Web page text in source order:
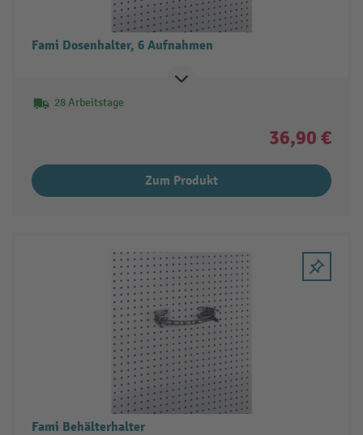
Fami Dosenhalter, 6 Aufnahmen
28 Arbeitstage
36,90 €
Zum Produkt
Fami Behälterhalter